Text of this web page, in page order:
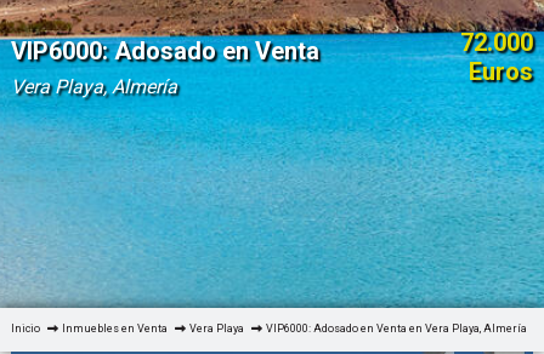
VIP6000: Adosado en Venta
Vera Playa, Almería
72.000
Euros
Inicio Inmuebles en Venta Vera Playa VIP6000: Adosado en Venta en Vera Playa, Almería